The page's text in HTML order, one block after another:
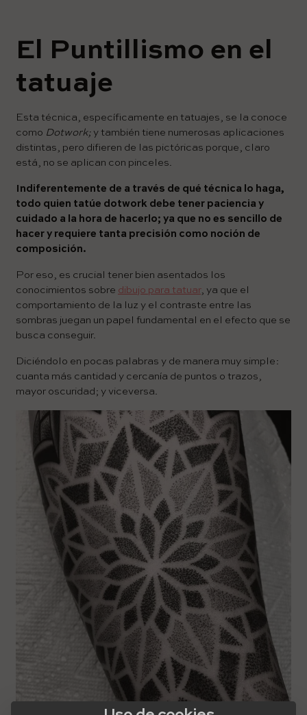
El Puntillismo en el
tatuaje
Esta técnica, específicamente en tatuajes, se la conoce
como Dotwork; y también tiene numerosas aplicaciones
distintas, pero difieren de las pictóricas porque, claro
está, no se aplican con pinceles.
Indiferentemente de a través de qué técnica lo haga,
todo quien tatúe dotwork debe tener paciencia y
cuidado a la hora de hacerlo; ya que no es sencillo de
hacer y requiere tanta precisión como noción de
composición.
Por eso, es crucial tener bien asentados los
conocimientos sobre dibujo para tatuar, ya que el
comportamiento de la luz y el contraste entre las
sombras juegan un papel fundamental en el efecto que se
busca conseguir.
Diciéndolo en pocas palabras y de manera muy simple:
cuanta más cantidad y cercanía de puntos o trazos,
mayor oscuridad; y viceversa.